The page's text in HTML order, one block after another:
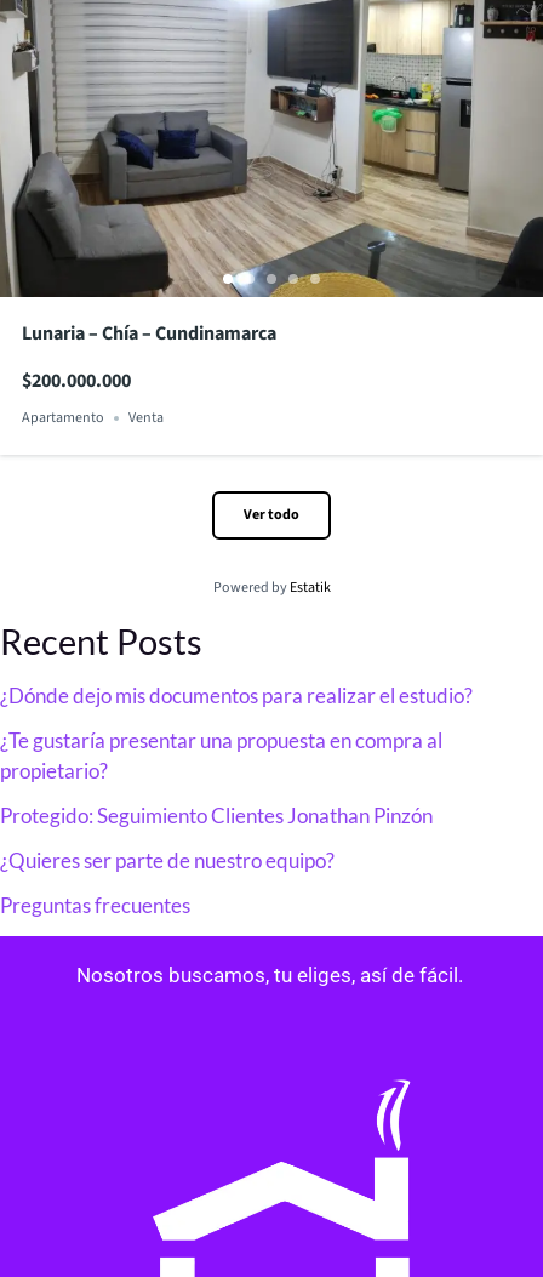
Lunaria – Chía – Cundinamarca
$200.000.000
Apartamento Venta
Ver todo
Powered byEstatik
Recent Posts
¿Dónde dejo mis documentos para realizar el estudio?
¿Te gustaría presentar una propuesta en compra al
propietario?
Protegido: Seguimiento Clientes Jonathan Pinzón
¿Quieres ser parte de nuestro equipo?
Preguntas frecuentes
Nosotros buscamos, tu eliges, así de fácil.